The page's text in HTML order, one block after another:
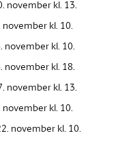
november kl. 13.
kl. 10.
november kl. 10.
november kl. 18.
november kl. 13.
kl. 10.
november kl. 10.